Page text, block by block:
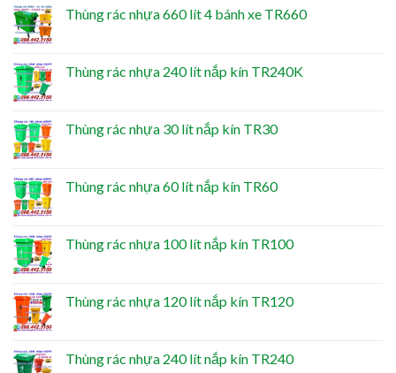
Thùng rác nhựa 660 lít 4 bánh xe TR660
Thùng rác nhựa 240 lít nắp kín TR240K
Thùng rác nhựa 30 lít nắp kín TR30
Thùng rác nhựa 60 lít nắp kín TR60
Thùng rác nhựa 100 lít nắp kín TR100
Thùng rác nhựa 120 lít nắp kín TR120
Thùng rác nhựa 240 lít nắp kín TR240